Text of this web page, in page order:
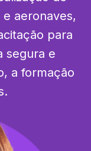
aeronaves,
para
segura e
a formação